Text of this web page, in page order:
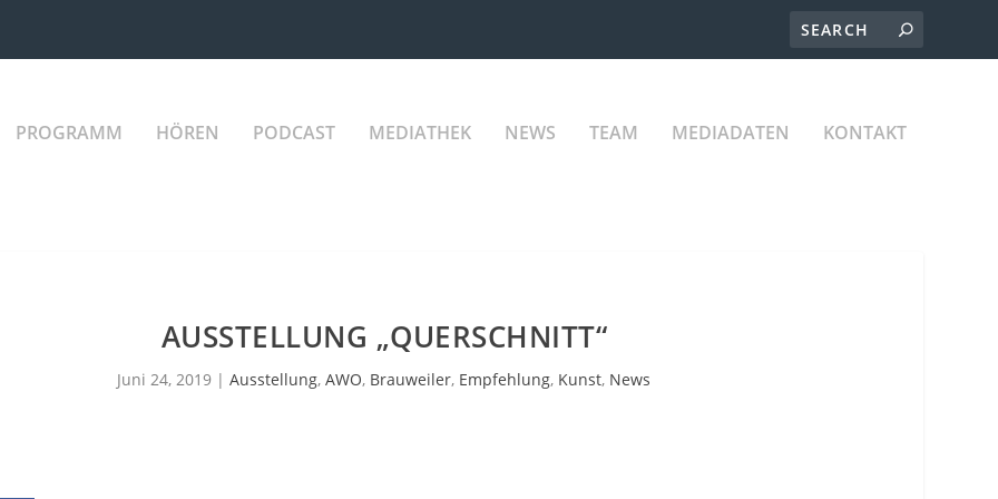
PROGRAMM HÖREN PODCAST MEDIATHEK NEWS TEAM MEDIADATEN KONTAKT
AUSSTELLUNG „QUERSCHNITT“
Juni 24, 2019 |Ausstellung,AWO, Brauweiler, Empfehlung, Kunst, News